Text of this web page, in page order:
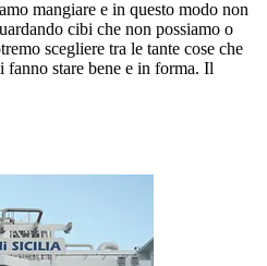
mangiare e in questo modo non
cibi che non possiamo o
scegliere tra le tante cose che
fanno stare bene e in forma. Il